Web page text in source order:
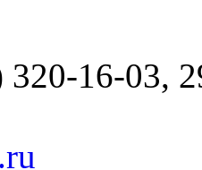
320-16-03,